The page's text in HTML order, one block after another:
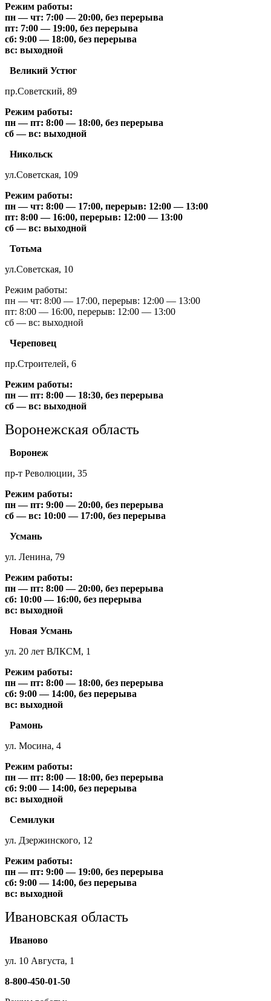
Режим работы:
пн — чт: 7:00 — 20:00, без перерыва
пт: 7:00 — 19:00, без перерыва
сб: 9:00 — 18:00, без перерыва
вс: выходной
Великий Устюг
пр.Советский, 89
Режим работы:
пн — пт: 8:00 — 18:00, без перерыва
сб — вс: выходной
Никольск
ул.Советская, 109
Режим работы:
пн — чт: 8:00 — 17:00, перерыв: 12:00 — 13:00
пт: 8:00 — 16:00, перерыв: 12:00 — 13:00
сб — вс: выходной
Тотьма
ул.Советская, 10
Режим работы:
пн — чт: 8:00 — 17:00, перерыв: 12:00 — 13:00
пт: 8:00 — 16:00, перерыв: 12:00 — 13:00
сб — вс: выходной
Череповец
пр.Строителей, 6
Режим работы:
пн — пт: 8:00 — 18:30, без перерыва
сб — вс: выходной
Воронежская область
Воронеж
пр-т Революции, 35
Режим работы:
пн — пт: 9:00 — 20:00, без перерыва
сб — вс: 10:00 — 17:00, без перерыва
Усмань
ул. Ленина, 79
Режим работы:
пн — пт: 8:00 — 20:00, без перерыва
сб: 10:00 — 16:00, без перерыва
вс: выходной
Новая Усмань
ул. 20 лет ВЛКСМ, 1
Режим работы:
пн — пт: 8:00 — 18:00, без перерыва
сб: 9:00 — 14:00, без перерыва
вс: выходной
Рамонь
ул. Мосина, 4
Режим работы:
пн — пт: 8:00 — 18:00, без перерыва
сб: 9:00 — 14:00, без перерыва
вс: выходной
Семилуки
ул. Дзержинского, 12
Режим работы:
пн — пт: 9:00 — 19:00, без перерыва
сб: 9:00 — 14:00, без перерыва
вс: выходной
Ивановская область
Иваново
ул. 10 Августа, 1
8-800-450-01-50